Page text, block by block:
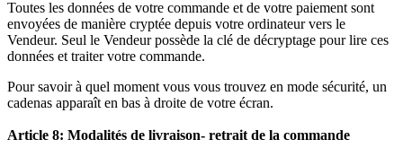
Toutes les données de votre commande et de votre paiement sont
envoyées de manière cryptée depuis votre ordinateur vers le
Vendeur. Seul le Vendeur possède la clé de décryptage pour lire ces
données et traiter votre commande.
Pour savoir à quel moment vous vous trouvez en mode sécurité, un
cadenas apparaît en bas à droite de votre écran.
Article 8: Modalités de livraison- retrait de la commande